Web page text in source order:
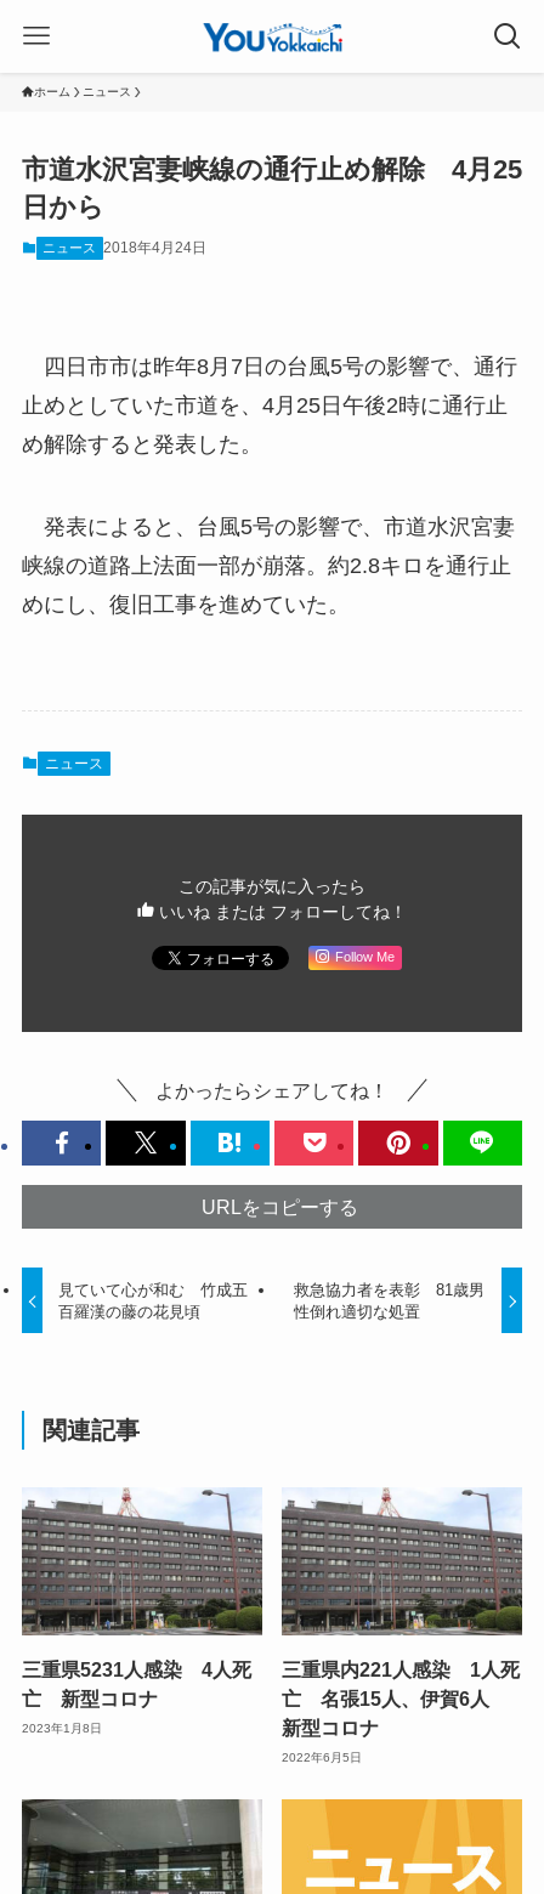
ホーム ニュース
市道水沢宮妻峡線の通行止め解除 4月25
日から
ニュース 2018年4月24日
四日市市は昨年8月7日の台風5号の影響で、通行
止めとしていた市道を、4月25日午後2時に通行止
め解除すると発表した。
発表によると、台風5号の影響で、市道水沢宮妻
峡線の道路上法面一部が崩落。約2.8キロを通行止
めにし、復旧工事を進めていた。
ニュース
この記事が気に入ったら
いいね または フォローしてね！
Follow Me
よかったらシェアしてね！
URLをコピーする
見ていて心が和む 竹成五
百羅漢の藤の花見頃
救急協力者を表彰 81歳男
性倒れ適切な処置
関連記事
三重県5231人感染 4人死
亡 新型コロナ
2023年1月8日
三重県内221人感染 1人死
亡 名張15人、伊賀6人
新型コロナ
2022年6月5日